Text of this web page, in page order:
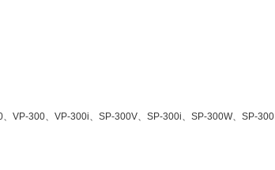
VP-300、VP-300i、SP-300V、SP-300i、SP-300W、SP-300